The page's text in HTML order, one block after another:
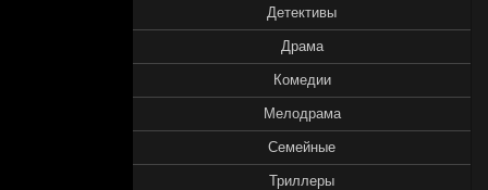
Детективы
Драма
Комедии
Мелодрама
Семейные
Триллеры